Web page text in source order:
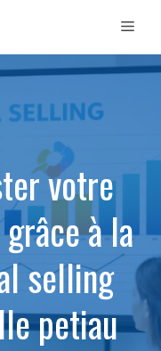
votre
à la
selling
petiau